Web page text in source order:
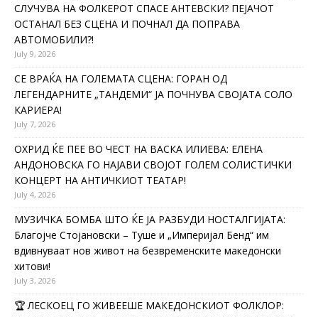
СЛУЧУВА НА ФОЛКЕРОТ СПАСЕ АНТЕВСКИ? ПЕЈАЧОТ
ОСТАНАЛ БЕЗ СЦЕНА И ПОЧНАЛ ДА ПОПРАВА
АВТОМОБИЛИ?!
July 9, 2026
СЕ ВРАЌА НА ГОЛЕМАТА СЦЕНА: ГОРАН ОД
ЛЕГЕНДАРНИТЕ „ТАНДЕМИ“ ЈА ПОЧНУВА СВОЈАТА СОЛО
КАРИЕРА!
July 7, 2026
ОХРИД ЌЕ ПЕЕ ВО ЧЕСТ НА ВАСКА ИЛИЕВА: ЕЛЕНА
АНДОНОВСКА ГО НАЈАВИ СВОЈОТ ГОЛЕМ СОЛИСТИЧКИ
КОНЦЕРТ НА АНТИЧКИОТ ТЕАТАР!
July 4, 2026
МУЗИЧКА БОМБА ШТО ЌЕ ЈА РАЗБУДИ НОСТАЛГИЈАТА:
Благојче Стојановски – Туше и „Империјал Бенд“ им
вдивнуваат нов живот на безвременските македонски
хитови!
July 3, 2026
🏆 ЛЕСКОЕЦ ГО ЖИВЕЕШЕ МАКЕДОНСКИОТ ФОЛКЛОР: